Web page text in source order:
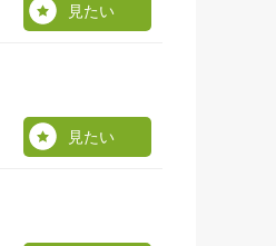
見たい
見たい